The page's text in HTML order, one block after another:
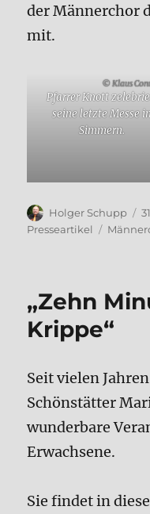
der Männerchor
mit.
© Klaus
Pfarrer Knott
seine letzte Messe
Simmern.
Autor
Holger Schupp
Presseartikel
„Zehn
Krippe“
Seit vielen
Schönstätter
wunderbare
Erwachsene.
Sie findet in